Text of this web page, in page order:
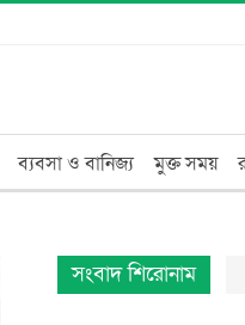
ব্যবসা ও বানিজ্য মুক্ত সময়
সংবাদ শিরোনাম